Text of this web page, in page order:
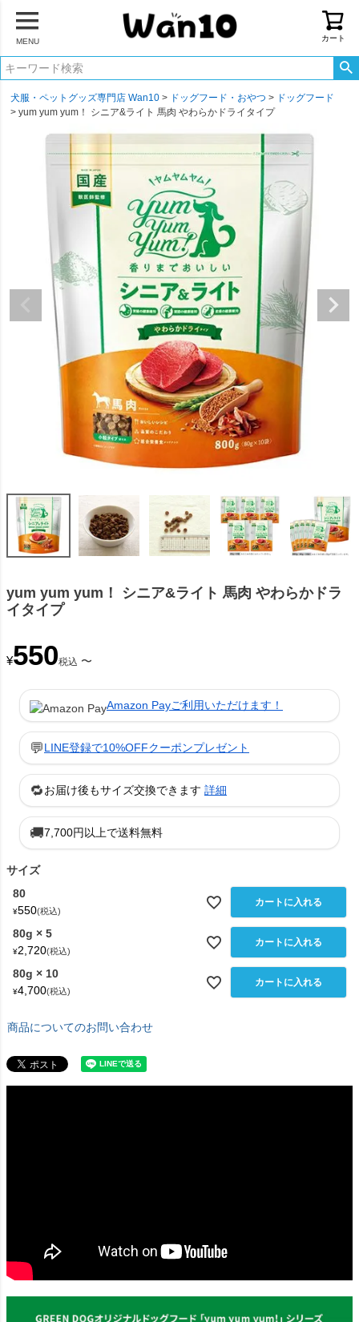
MENU カート
犬服・ペットグッズ専門店 Wan10 ドッグフード・おやつ
ドッグフード
yum yum yum！ シニア&ライト 馬肉 やわらかドライタイプ
yum yum yum！ シニア&ライト 馬肉 やわらかドラ
イタイプ
¥550税込 〜
Amazon Payご利用いただけます！
💬LINE登録で10%OFFクーポンプレゼント
🔁お届け後もサイズ交換できます 詳細
🚚7,700円以上で送料無料
サイズ
80
¥550 税込
カートに入れる
80g × 5
¥2,720 税込
カートに入れる
80g × 10
¥4,700 税込
カートに入れる
商品についてのお問い合わせ